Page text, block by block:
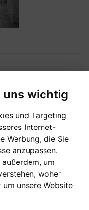
uns wichtig
und Targeting
Internet-
Werbung, die Sie
anzupassen.
um
woher
unsere Website